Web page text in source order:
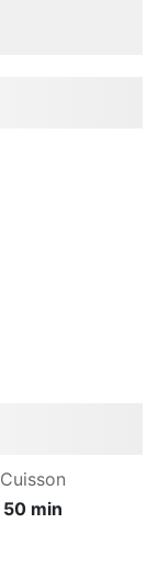
Cuisson
50 min